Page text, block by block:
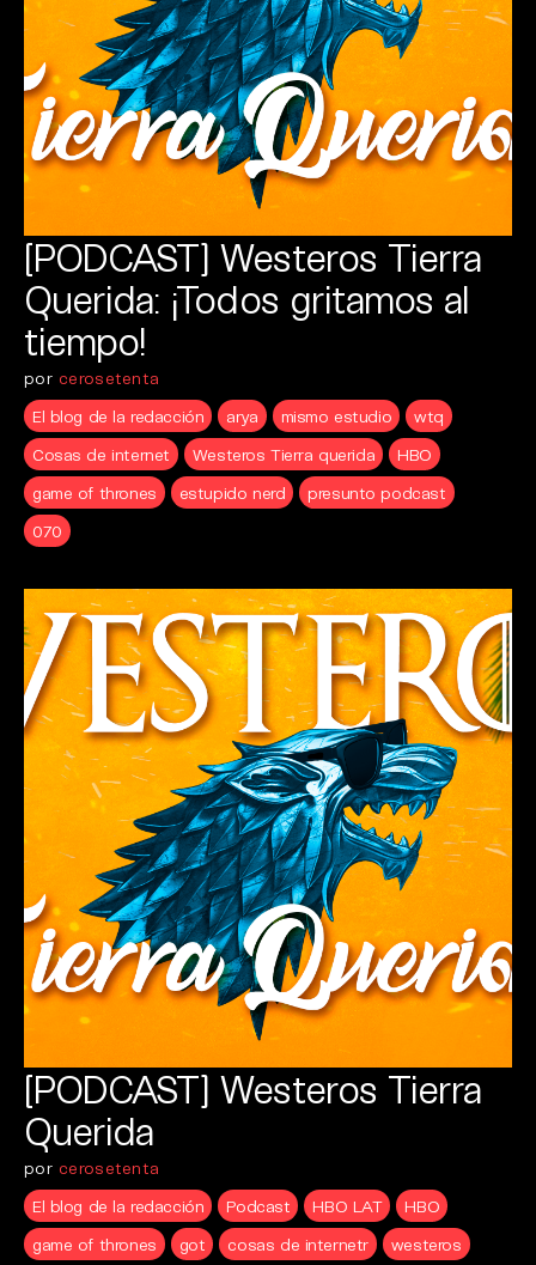
[PODCAST] Westeros Tierra
Querida: ¡Todos gritamos al
tiempo!
por cerosetenta
El blog de la redacción
arya mismo estudio
wtq
Cosas de internet
Westeros Tierra querida
HBO
game of thrones
estupido nerd
presunto podcast
070
[PODCAST] Westeros Tierra
Querida
por cerosetenta
El blog de la redacción
Podcast HBO LAT
HBO
game of thrones
got cosas de internetr
westeros